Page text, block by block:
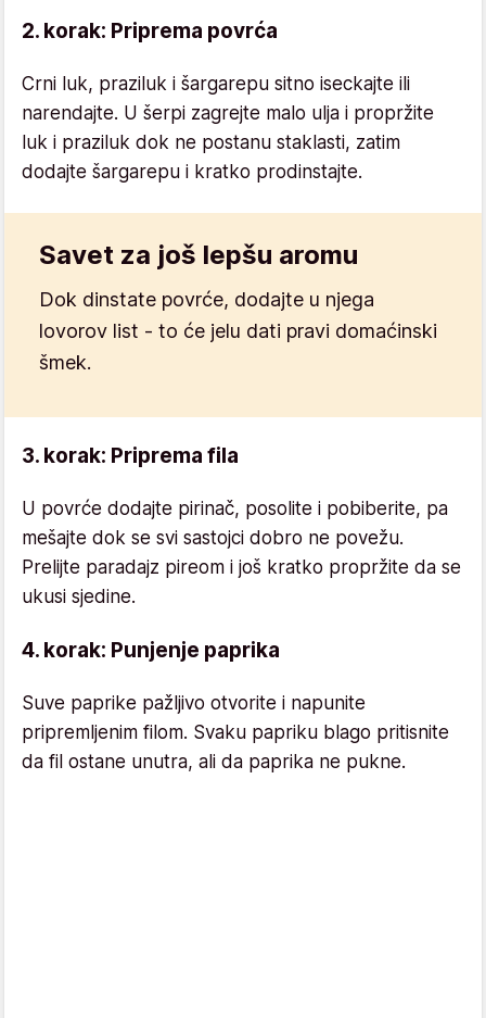
2. korak: Priprema povrća
Crni luk, praziluk i šargarepu sitno iseckajte ili
narendajte. U šerpi zagrejte malo ulja i propržite
luk i praziluk dok ne postanu staklasti, zatim
dodajte šargarepu i kratko prodinstajte.
Savet za još lepšu aromu
Dok dinstate povrće, dodajte u njega
lovorov list - to će jelu dati pravi domaćinski
šmek.
3. korak: Priprema fila
U povrće dodajte pirinač, posolite i pobiberite, pa
mešajte dok se svi sastojci dobro ne povežu.
Prelijte paradajz pireom i još kratko propržite da se
ukusi sjedine.
4. korak: Punjenje paprika
Suve paprike pažljivo otvorite i napunite
pripremljenim filom. Svaku papriku blago pritisnite
da fil ostane unutra, ali da paprika ne pukne.